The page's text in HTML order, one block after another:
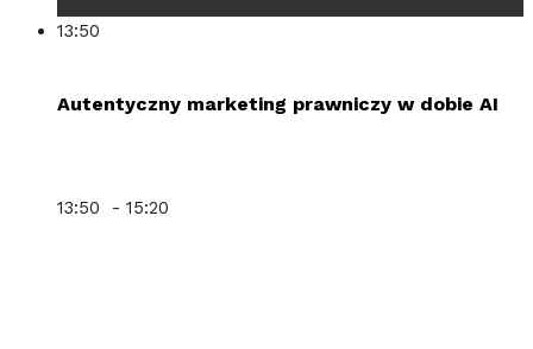
13:50
Autentyczny marketing prawniczy w dobie AI
13:50 - 15:20